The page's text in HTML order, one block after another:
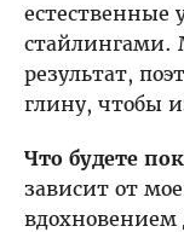
Скидки на
МАНЯ МОХОВА
естественные
стайлингами.
результат,
глину, чтобы
Что будете
зависит от
вдохновением